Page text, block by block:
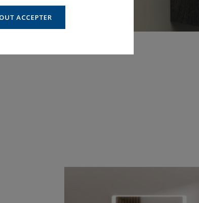
ACCEPTER